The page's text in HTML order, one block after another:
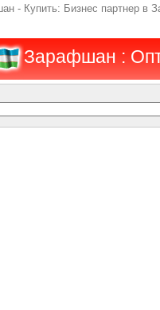
- Купить: Бизнес партнер
Зарафшан :